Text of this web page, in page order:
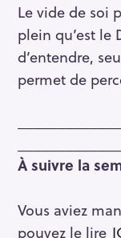
Le vide de soi
plein qu’est le
d’entendre,
permet de
À suivre la
Vous aviez
pouvez le lire